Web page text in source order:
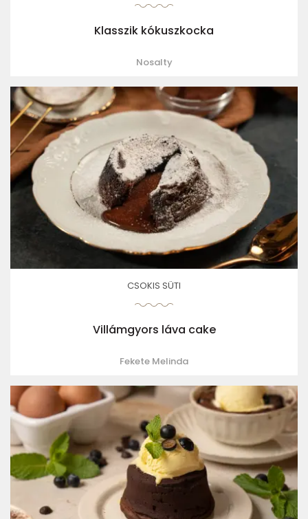
Klasszik kókuszkocka
Nosalty
CSOKIS SÜTI
Villámgyors láva cake
Fekete Melinda